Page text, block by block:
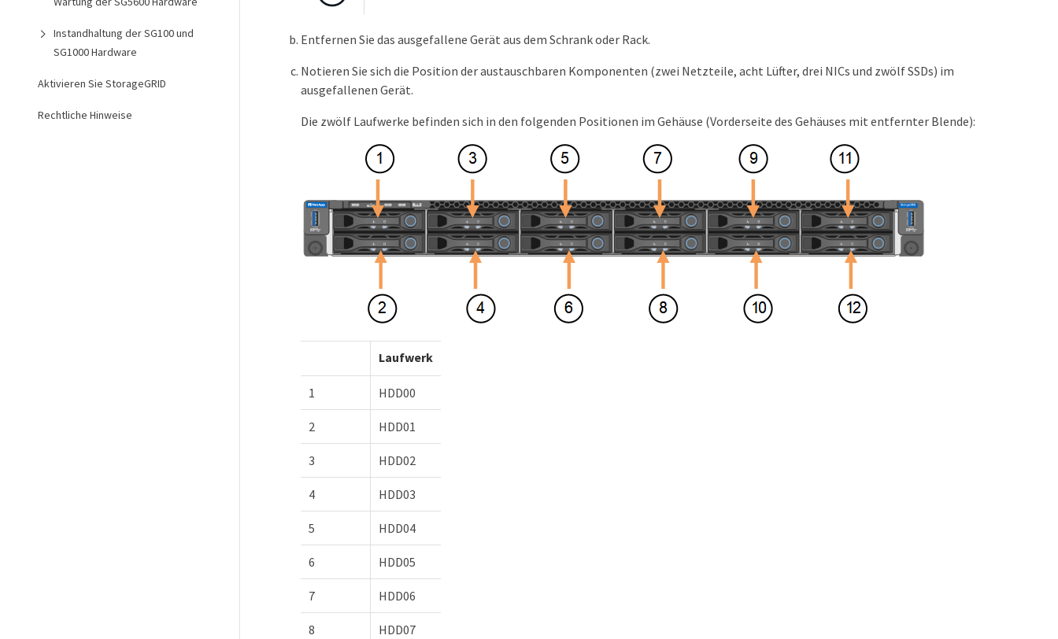
Instandhaltung der SG100 und
SG1000 Hardware
Aktivieren Sie StorageGRID
Rechtliche Hinweise
Entfernen Sie das ausgefallene Gerät aus dem Schrank oder Rack.
Notieren Sie sich die Position der austauschbaren Komponenten (zwei Netzteile, acht Lüfter, drei NICs und zwölf SSDs) im
ausgefallenen Gerät.
Die zwölf Laufwerke befinden sich in den folgenden Positionen im Gehäuse (Vorderseite des Gehäuses mit entfernter Blende):
Laufwerk
1 HDD00
2 HDD01
3 HDD02
4 HDD03
5 HDD04
6 HDD05
7 HDD06
8 HDD07